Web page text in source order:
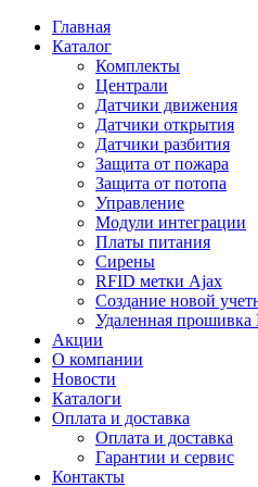
Главная
Каталог
Комплекты
Централи
Датчики движения
Датчики открытия
Датчики разбития
Защита от пожара
Защита от потопа
Управление
Модули интеграции
Платы питания
Сирены
RFID метки Ajax
Создание новой
Удаленная прошивка
Акции
О компании
Новости
Каталоги
Оплата и доставка
Оплата и доставка
Гарантии и сервис
Контакты